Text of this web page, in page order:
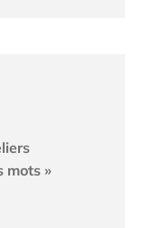
mots »